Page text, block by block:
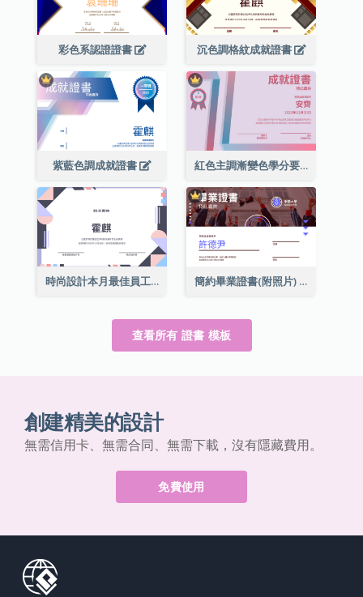
彩色系認證證書 沉色調格紋成就證書
紫藍色調成就證書 紅色主調漸變色學分要求成就證書
時尚設計本月最佳員工證書 簡約畢業證書(附照片)
查看所有 證書 模板
創建精美的設計
無需信用卡、無需合同、無需下載，沒有隱藏費用。
免費使用